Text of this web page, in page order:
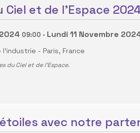
Ciel et de l'Espace
09:00 - Lundi 11 Novembre
l'industrie - Paris, France
du Ciel et de l’Espace.
avec notre